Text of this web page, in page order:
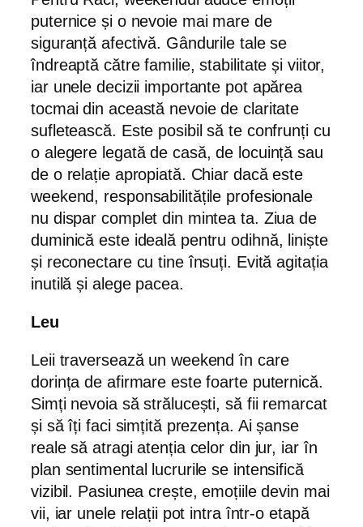
puternice și o nevoie mai mare de
siguranță afectivă. Gândurile tale se
îndreaptă către familie, stabilitate și viitor,
iar unele decizii importante pot apărea
tocmai din această nevoie de claritate
sufletească. Este posibil să te confrunți cu
o alegere legată de casă, de locuință sau
de o relație apropiată. Chiar dacă este
weekend, responsabilitățile profesionale
nu dispar complet din mintea ta. Ziua de
duminică este ideală pentru odihnă, liniște
și reconectare cu tine însuți. Evită agitația
inutilă și alege pacea.
Leu
Leii traversează un weekend în care
dorința de afirmare este foarte puternică.
Simți nevoia să strălucești, să fii remarcat
și să îți faci simțită prezența. Ai șanse
reale să atragi atenția celor din jur, iar în
plan sentimental lucrurile se intensifică
vizibil. Pasiunea crește, emoțiile devin mai
vii, iar unele relații pot intra într-o etapă